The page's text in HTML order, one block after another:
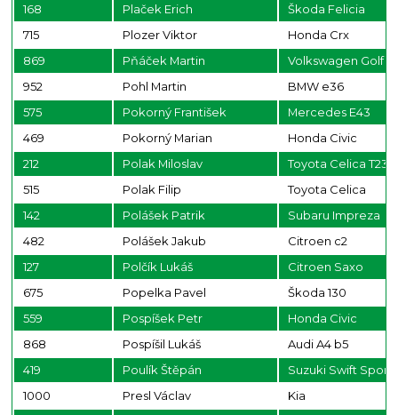
168
Plaček Erich
Škoda Felicia
715
Plozer Viktor
Honda Crx
869
Pňáček Martin
Volkswagen Golf
952
Pohl Martin
BMW e36
575
Pokorný František
Mercedes E43
469
Pokorný Marian
Honda Civic
212
Polak Miloslav
Toyota Celica T23
515
Polak Filip
Toyota Celica
142
Polášek Patrik
Subaru Impreza
482
Polášek Jakub
Citroen c2
127
Polčík Lukáš
Citroen Saxo
675
Popelka Pavel
Škoda 130
559
Pospíšek Petr
Honda Civic
868
Pospíšil Lukáš
Audi A4 b5
419
Poulík Štěpán
Suzuki Swift Sport
1000
Presl Václav
Kia